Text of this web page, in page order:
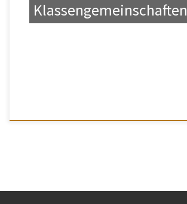
Klassengemeinschaften